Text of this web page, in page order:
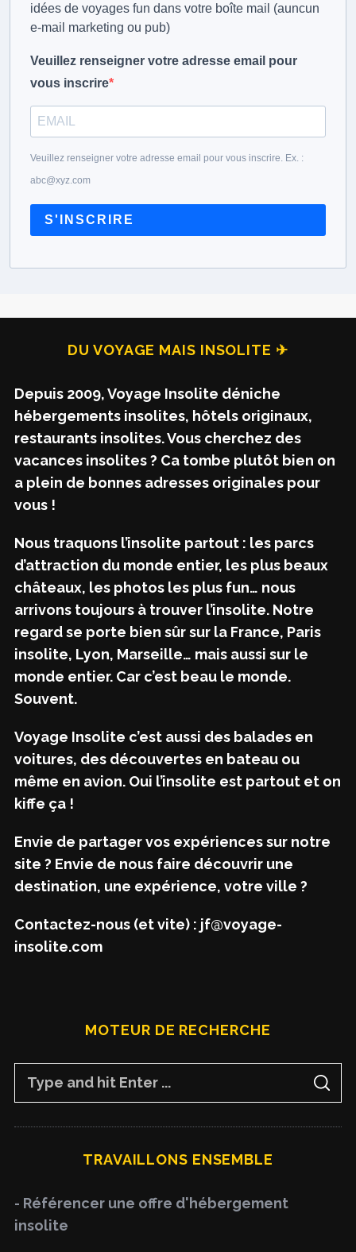
idées de voyages fun dans votre boîte mail (auncun
e-mail marketing ou pub)
Veuillez renseigner votre adresse email pour
vous inscrire
Veuillez renseigner votre adresse email pour vous inscrire. Ex. :
abc@xyz.com
S'INSCRIRE
DU VOYAGE MAIS INSOLITE ✈
Depuis 2009, Voyage Insolite déniche
hébergements insolites, hôtels originaux,
restaurants insolites. Vous cherchez des
vacances insolites ? Ca tombe plutôt bien on
a plein de bonnes adresses originales pour
vous !
Nous traquons l’insolite partout : les parcs
d’attraction du monde entier, les plus beaux
châteaux, les photos les plus fun… nous
arrivons toujours à trouver l’insolite. Notre
regard se porte bien sûr sur la France, Paris
insolite, Lyon, Marseille… mais aussi sur le
monde entier. Car c’est beau le monde.
Souvent.
Voyage Insolite c’est aussi des balades en
voitures, des découvertes en bateau ou
même en avion. Oui l’insolite est partout et on
kiffe ça !
Envie de partager vos expériences sur notre
site ? Envie de nous faire découvrir une
destination, une expérience, votre ville ?
Contactez-nous (et vite) : jf@voyage-
insolite.com
MOTEUR DE RECHERCHE
f
o
S
A
C
TRAVAILLONS ENSEMBLE
- Référencer une offre d'hébergement
insolite